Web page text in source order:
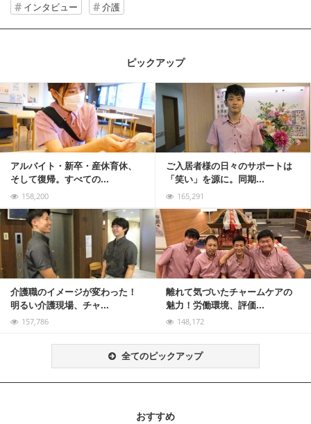
インタビュー 介護
ピックアップ
アルバイト・新卒・産休育休、
そして復帰。すべての...
158,200
ご入居者様の日々のサポートは
「笑い」を源に。同期...
165,291
記事を読む
介護職のイメージが変わった！
明るい介護現場、チャ...
157,786
離れて気づいたチャームケアの
魅力！労働環境、評価...
148,172
記事を読む
全てのピックアップ
おすすめ